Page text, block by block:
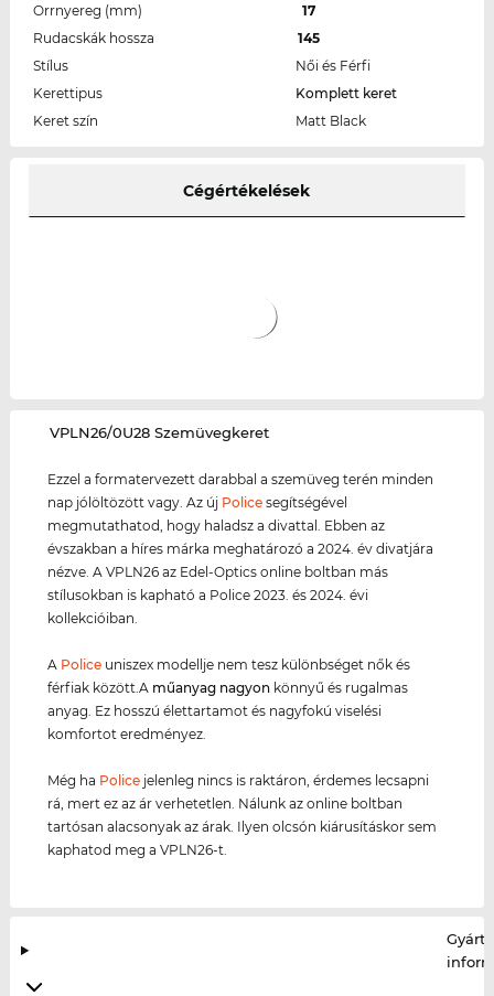
Orrnyereg (mm)
17
Rudacskák hossza
145
Stílus
Női és Férfi
Kerettipus
Komplett keret
Keret szín
Matt Black
Cégértékelések
‌VPLN26/0U28 Szemüvegkeret
Ezzel a formatervezett darabbal a szemüveg terén minden
nap jólöltözött vagy. Az új Police segítségével
megmutathatod, hogy haladsz a divattal. Ebben az
évszakban a híres márka meghatározó a 2024. év divatjára
nézve. A VPLN26 az Edel-Optics online boltban más
stílusokban is kapható a Police 2023. és 2024. évi
kollekcióiban.
A Police uniszex modellje nem tesz különbséget nők és
férfiak között.A műanyag nagyon könnyű és rugalmas
anyag. Ez hosszú élettartamot és nagyfokú viselési
komfortot eredményez.
Még ha Police jelenleg nincs is raktáron, érdemes lecsapni
rá, mert ez az ár verhetetlen. Nálunk az online boltban
tartósan alacsonyak az árak. Ilyen olcsón kiárusításkor sem
kaphatod meg a VPLN26-t.